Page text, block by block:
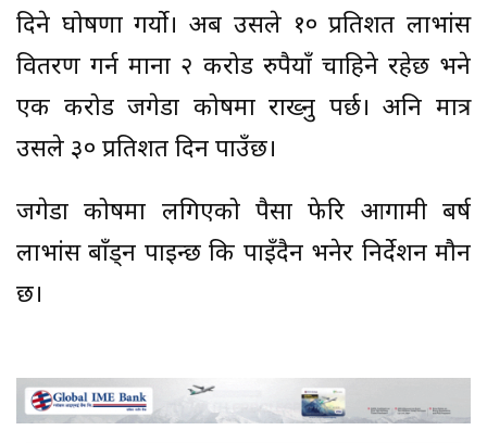
दिने घोषणा गर्यो। अब उसले १० प्रतिशत लाभांस
वितरण गर्न मानौं २ करोड रुपैयाँ चाहिने रहेछ भने
एक करोड जगेडा कोषमा राख्नु पर्छ। अनि मात्र
उसले ३० प्रतिशत दिन पाउँछ।
जगेडा कोषमा लगिएको पैसा फेरि आगामी बर्ष
लाभांस बाँड्न पाइन्छ कि पाइँदैन भनेर निर्देशन मौन
छ।